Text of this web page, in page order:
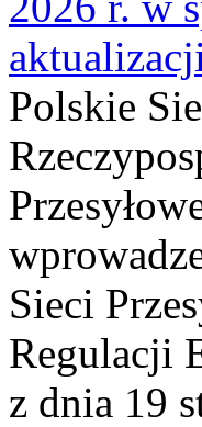
Polskie
Sieci
Regulacji
z dnia 19